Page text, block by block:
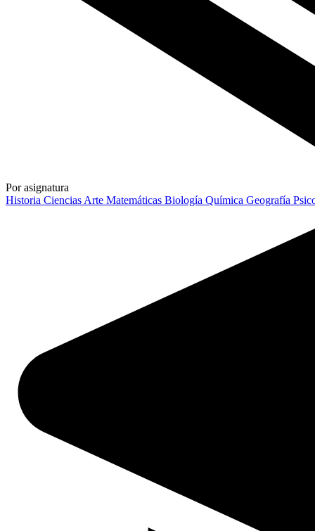
Por asignatura
Historia Ciencias Arte Matemáticas Biología Química Geografía